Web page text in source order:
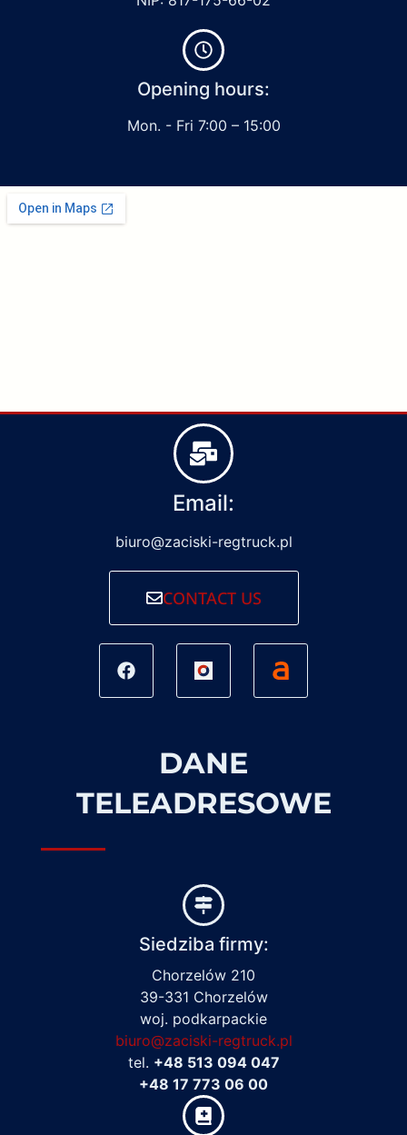
Opening hours:
Mon. - Fri 7:00 – 15:00
Email:
biuro@zaciski-regtruck.pl
CONTACT US
DANE
TELEADRESOWE
Siedziba firmy:
Chorzelów 210
39-331 Chorzelów
woj. podkarpackie
biuro@zaciski-regtruck.pl
tel. +48 513 094 047
+48 17 773 06 00